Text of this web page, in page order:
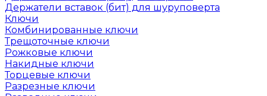
Держатели вставок (бит) для шуруповерта
Ключи
Комбинированные ключи
Трещоточные ключи
Рожковые ключи
Накидные ключи
Торцевые ключи
Разрезные ключи